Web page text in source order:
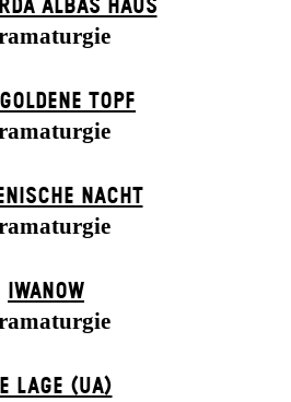
ALBAS HAUS
TOPF
NACHT
IWANOW
LAGE (UA)